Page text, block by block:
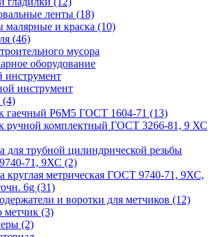
ленты (18)
и краска (10)
(46)
мусора
оборудование
инструмент
инструмент
(4)
гаечный Р6М5 ГОСТ 1604-71 (13)
ручной комплектный ГОСТ 3266-81, 9 ХС
для трубной цилиндрической резьбы
71, 9ХС (2)
круглая метрическая ГОСТ 9740-71, 9ХС,
6g (31)
и воротки для метчиков (12)
метчик (3)
(2)